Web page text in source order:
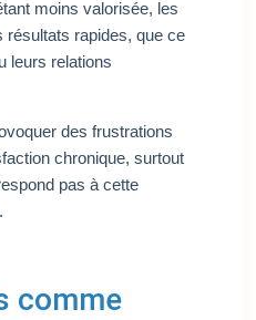
moins valorisée, les
résultats rapides, que ce
leurs relations
des frustrations
chronique, surtout
pas à cette
comme